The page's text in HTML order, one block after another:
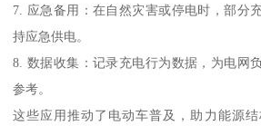
7. 应急备用：在自然灾害或停电时，部分
持应急供电。
8. 数据收集：记录充电行为数据，为电网
参考。
这些应用推动了电动车普及，助力能源